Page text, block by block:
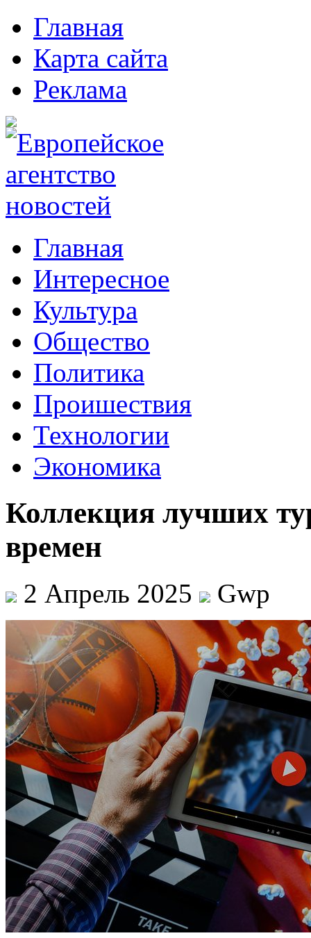
Главная
Карта сайта
Реклама
Главная
Интересное
Культура
Общество
Политика
Проишествия
Технологии
Экономика
Коллекция лучших
времен
2 Апрель 2025 Gwp